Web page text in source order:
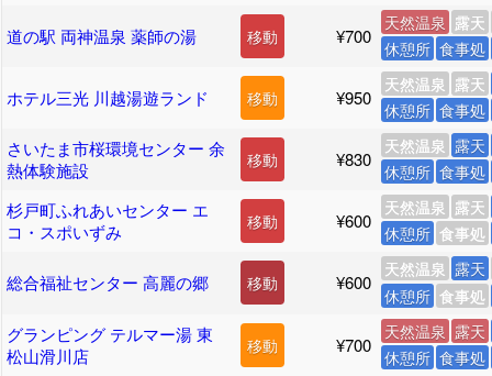
道の駅 両神温泉 薬師の湯 移動 ¥700
天然温泉 露天
休憩所 食事処
ホテル三光 川越湯遊ランド 移動 ¥950
天然温泉 露天
休憩所 食事処
さいたま市桜環境センター 余
熱体験施設
移動 ¥830
天然温泉 露天
休憩所 食事処
杉戸町ふれあいセンター エ
コ・スポいずみ
移動 ¥600
天然温泉 露天
休憩所 食事処
総合福祉センター 高麗の郷 移動 ¥600
天然温泉 露天
休憩所 食事処
グランピング テルマー湯 東
松山滑川店
移動 ¥700
天然温泉 露天
休憩所 食事処